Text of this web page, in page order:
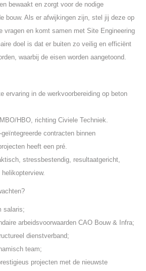
bewaakt en zorgt voor de nodige
bouw. Als er afwijkingen zijn, stel jij deze op
vragen en komt samen met Site Engineering
doel is dat er buiten zo veilig en efficiënt
waarbij de eisen worden aangetoond.
ervaring in de werkvoorbereiding op beton
HBO, richting Civiele Techniek.
geïntegreerde contracten binnen
heeft een pré.
stressbestendig, resultaatgericht,
salaris;
arbeidsvoorwaarden CAO Bouw & Infra;
dienstverband;
team;
projecten met de nieuwste